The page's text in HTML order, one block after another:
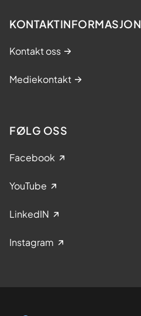
KONTAKTINFORMASJON
Kontakt oss
Mediekontakt
FØLG OSS
Facebook
YouTube
LinkedIN
Instagram